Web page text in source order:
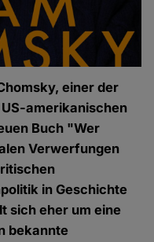
einer der
amerikanischen
Buch "Wer
Verwerfungen
in Geschichte
sich eher um eine
bekannte